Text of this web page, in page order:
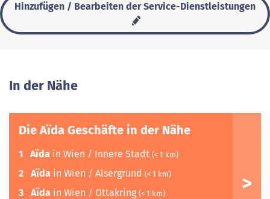
Hinzufügen / Bearbeiten der Service-Dienstleistungen
In der Nähe
Die Aïda Geschäfte in der Nähe
1 Aïda in Wien / Innere Stadt (< 1 km)
2 Aïda in Wien / Alsergrund (< 1 km)
3 Aïda in Wien / Ottakring (< 1 km)